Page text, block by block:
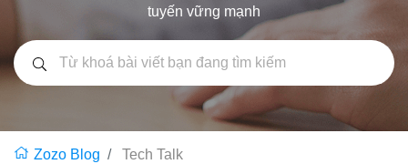
tuyến vững mạnh
Zozo Blog Tech Talk